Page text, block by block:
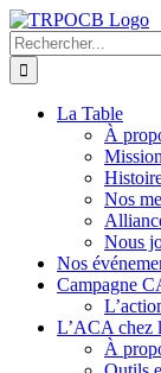
Passer
au
contenu
Rechercher:
La Table
À
Mission
Nos
Nous
Nos
Campagne
L’ACA chez
À